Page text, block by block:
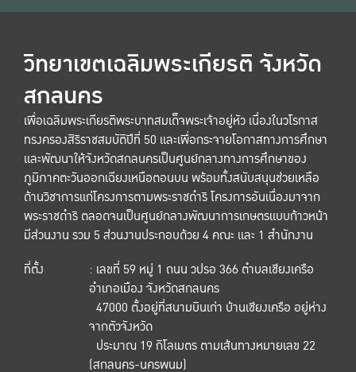
วิทยาเขตเฉลิมพระเกียรติ จังหวัด
สกลนคร
เพื่อเฉลิมพระเกียรติพระบาทสมเด็จพระเจ้าอยู่หัว เนื่องในวโรกาส
ทรงครองสิริราชสมบัติปีที่ 50 และเพื่อกระจายโอกาสทางการศึกษา
และพัฒนาให้จังหวัดสกลนครเป็นศูนย์กลางทางการศึกษาของ
ภูมิภาคตะวันออกเฉียงเหนือตอนบน พร้อมทั้งสนับสนุนช่วยเหลือ
ด้านวิชาการแก่โครงการตามพระราชดำริ โครงการอันเนื่องมาจาก
พระราชดำริ ตลอดจนเป็นศูนย์กลางพัฒนาการเกษตรแบบก้าวหน้า
มีส่วนงาน รวม 5 ส่วนงานประกอบด้วย 4 คณะ และ 1 สำนักงาน
ที่ตั้ง
: เลขที่ 59 หมู่ 1 ถนน วปรอ 366 ตำบลเชียงเครือ
อำเภอเมือง จังหวัดสกลนคร
47000 ตั้งอยู่ที่สนามบินเก่า บ้านเชียงเครือ อยู่ห่าง
จากตัวจังหวัด
ประมาณ 19 กิโลเมตร ตามเส้นทางหมายเลข 22
(สกลนคร-นครพนม)